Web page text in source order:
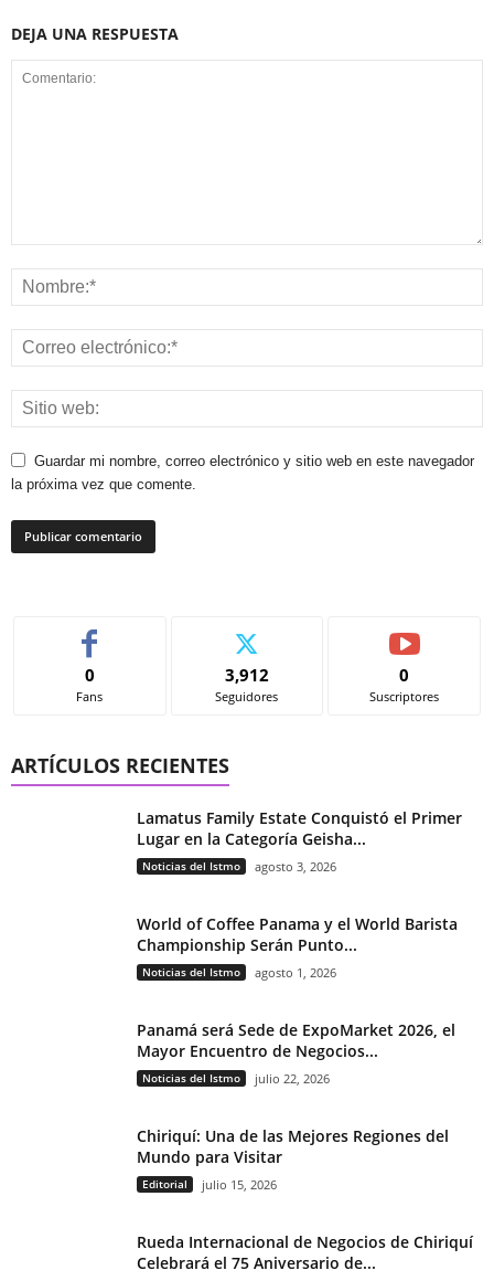
DEJA UNA RESPUESTA
Guardar mi nombre, correo electrónico y sitio web en este navegador
la próxima vez que comente.
0
Fans
3,912
Seguidores
0
Suscriptores
ARTÍCULOS RECIENTES
Lamatus Family Estate Conquistó el Primer
Lugar en la Categoría Geisha...
Noticias del Istmo agosto 3, 2026
World of Coffee Panama y el World Barista
Championship Serán Punto...
Noticias del Istmo agosto 1, 2026
Panamá será Sede de ExpoMarket 2026, el
Mayor Encuentro de Negocios...
Noticias del Istmo julio 22, 2026
Chiriquí: Una de las Mejores Regiones del
Mundo para Visitar
Editorial julio 15, 2026
Rueda Internacional de Negocios de Chiriquí
Celebrará el 75 Aniversario de...